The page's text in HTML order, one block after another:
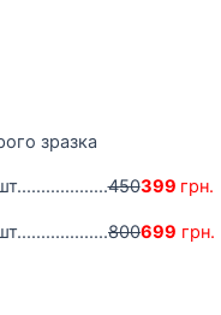
зразка
450399 грн.
800699 грн.